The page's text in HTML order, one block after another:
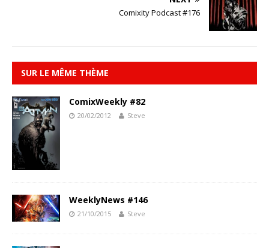
Comixity Podcast #176
SUR LE MÊME THÈME
ComixWeekly #82
20/02/2012 Steve
WeeklyNews #146
21/10/2015 Steve